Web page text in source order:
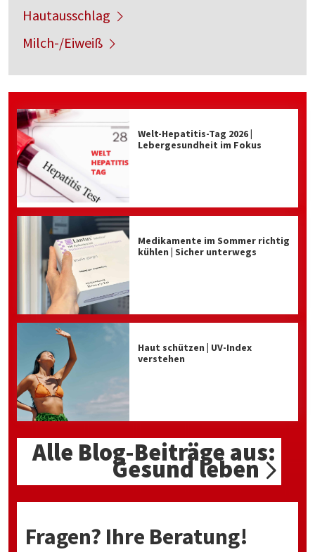
Hautausschlag
Milch-/Eiweiß
Welt-Hepatitis-Tag 2026 |
Lebergesundheit im Fokus
Medikamente im Sommer richtig
kühlen | Sicher unterwegs
Haut schützen | UV-Index
verstehen
Alle Blog-Beiträge aus:
Gesund leben
Fragen? Ihre Beratung!